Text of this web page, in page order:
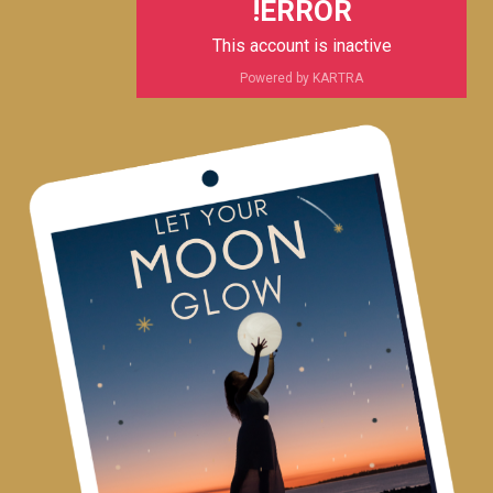
ERROR!
This account is inactive
Powered by KARTRA